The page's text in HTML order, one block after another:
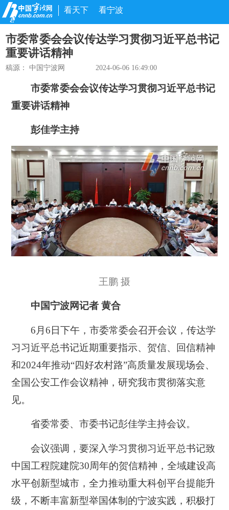
看天下 看宁波
市委常委会会议传达学习贯彻习近平总书记
重要讲话精神
稿源： 中国宁波网 2024-06-06 16:49:00
市委常委会会议传达学习贯彻习近平总书记
重要讲话精神
彭佳学主持
王鹏 摄
中国宁波网记者 黄合
6月6日下午，市委常委会召开会议，传达学
习习近平总书记近期重要指示、贺信、回信精神
和2024年推动“四好农村路”高质量发展现场会、
全国公安工作会议精神，研究我市贯彻落实意
见。
省委常委、市委书记彭佳学主持会议。
会议强调，要深入学习贯彻习近平总书记致
中国工程院建院30周年的贺信精神，全域建设高
水平创新型城市，全力推动重大科创平台提能升
级，不断丰富新型举国体制的宁波实践，积极打